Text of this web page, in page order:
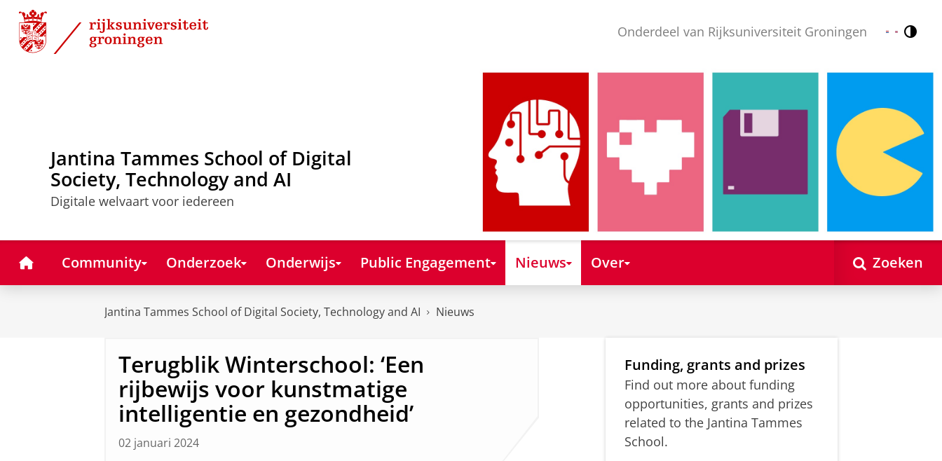
Skip
Content
Skip
Navigation
Onderdeel van Rijksuniversiteit Groningen Nederlands
English
Jantina Tammes School of Digital
Society, Technology and AI
Digitale welvaart voor iedereen
HomeCommunity Onderzoek Onderwijs Public Engagement Nieuws Over Zoeken
Jantina Tammes School of Digital Society, Technology and AI Nieuws
Terugblik Winterschool: ‘Een
rijbewijs voor kunstmatige
intelligentie en gezondheid’
02 januari 2024
Funding, grants and prizes
Find out more about funding
opportunities, grants and prizes
related to the Jantina Tammes
School.